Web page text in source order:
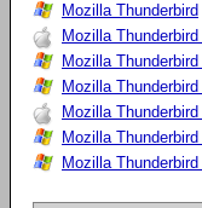
Mozilla Thunderbird
Mozilla
Mozilla
Mozilla
Mozilla
Mozilla
Mozilla